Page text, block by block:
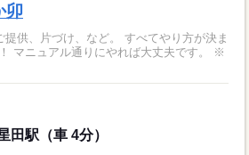
卯
、など。 すべてやり方が決ま
マニュアル通りにやれば大丈夫です。 ※
田駅（車 4分）